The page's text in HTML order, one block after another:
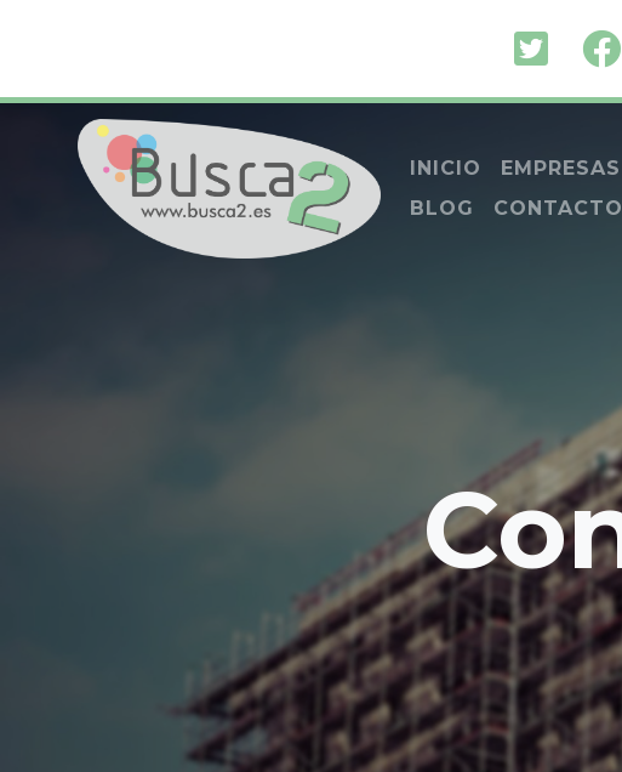
INICIO EMPRESAS
BLOG
CONTACTO